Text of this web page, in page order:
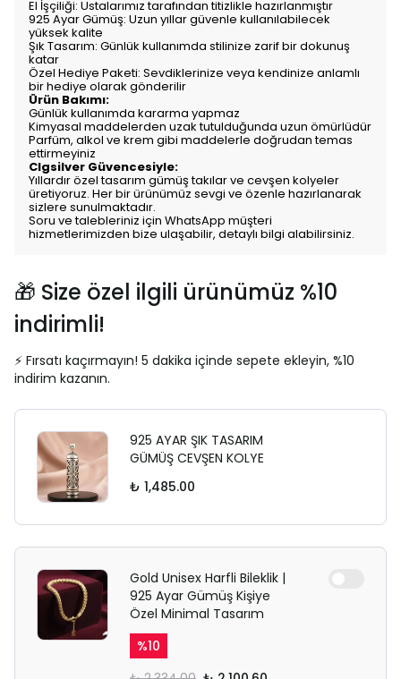
El İşçiliği: Ustalarımız tarafından titizlikle hazırlanmıştır
925 Ayar Gümüş: Uzun yıllar güvenle kullanılabilecek
yüksek kalite
Şık Tasarım: Günlük kullanımda stilinize zarif bir dokunuş
katar
Özel Hediye Paketi: Sevdiklerinize veya kendinize anlamlı
bir hediye olarak gönderilir
Ürün Bakımı:
Günlük kullanımda kararma yapmaz
Kimyasal maddelerden uzak tutulduğunda uzun ömürlüdür
Parfüm, alkol ve krem gibi maddelerle doğrudan temas
ettirmeyiniz
Clgsilver Güvencesiyle:
Yıllardır özel tasarım gümüş takılar ve cevşen kolyeler
üretiyoruz. Her bir ürünümüz sevgi ve özenle hazırlanarak
sizlere sunulmaktadır.
Soru ve talebleriniz için WhatsApp müşteri
hizmetlerimizden bize ulaşabilir, detaylı bilgi alabilirsiniz.
🎁 Size özel ilgili ürünümüz %10
indirimli!
⚡ Fırsatı kaçırmayın! 5 dakika içinde sepete ekleyin, %10
indirim kazanın.
925 AYAR ŞIK TASARIM
GÜMÜŞ CEVŞEN KOLYE
₺ 1,485.00
Gold Unisex Harfli Bileklik |
925 Ayar Gümüş Kişiye
Özel Minimal Tasarım
%10